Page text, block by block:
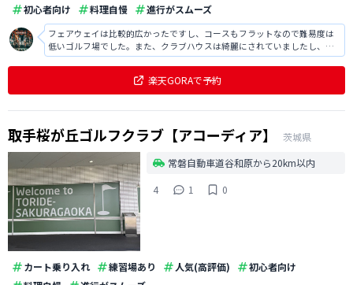
初心者向け
料理自慢 進行がスムーズ
フェアウェイは比較的広かったですし、コースもフラットなので難易度は
低いゴルフ場でした。また、クラブハウスは綺麗にされていましたし、ス
タッフの方の対応は非常に良かったです。
楽天GORAで予約
取手桜が丘ゴルフクラブ【アコーディア】
茨城県
常磐自動車道谷和原から20km以内
4
1 0
カート乗り入れ 練習場あり 人気(高評価)
初心者向け